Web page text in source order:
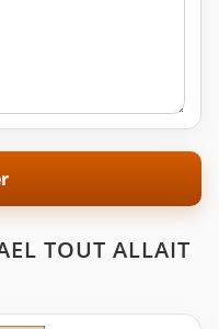
TOUT ALLAIT